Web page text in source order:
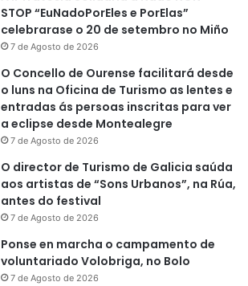
STOP “EuNadoPorEles e PorElas”
celebrarase o 20 de setembro no Miño
7 de Agosto de 2026
O Concello de Ourense facilitará desde
o luns na Oficina de Turismo as lentes e
entradas ás persoas inscritas para ver
a eclipse desde Montealegre
7 de Agosto de 2026
O director de Turismo de Galicia saúda
aos artistas de “Sons Urbanos”, na Rúa,
antes do festival
7 de Agosto de 2026
Ponse en marcha o campamento de
voluntariado Volobriga, no Bolo
7 de Agosto de 2026